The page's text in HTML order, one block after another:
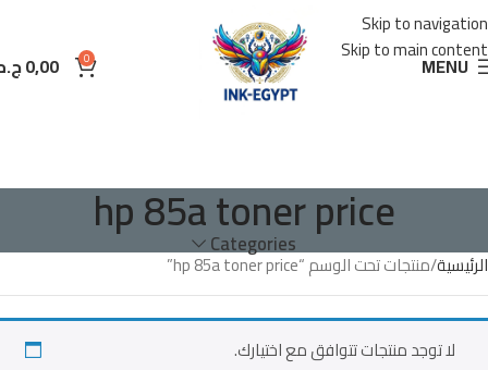
Skip to navigation
Skip to main content
MENU
0
0,00
hp 85a toner price
Categories
الرئيسية منتجات تحت الوسم “hp 85a toner price”
لا توجد منتجات تتوافق مع اختيارك.